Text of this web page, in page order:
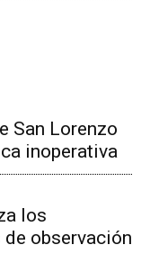
San Lorenzo
inoperativa
los
observación